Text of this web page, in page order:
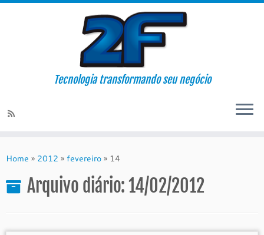
Tecnologia transformando seu negócio
Home » 2012 » fevereiro » 14
Arquivo diário:14/02/2012